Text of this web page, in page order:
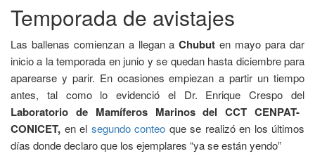
Temporada de avistajes
Las ballenas comienzan a llegan aChubut en mayo para dar
inicio a la temporada en junio y se quedan hasta diciembre para
aparearse y parir. En ocasiones empiezan a partir un tiempo
antes, tal como lo evidenció el Dr. Enrique Crespo del
Laboratorio de Mamíferos Marinos del CCT CENPAT-
CONICET, en el segundo conteo que se realizó en los últimos
días donde declaro que los ejemplares “ya se están yendo”